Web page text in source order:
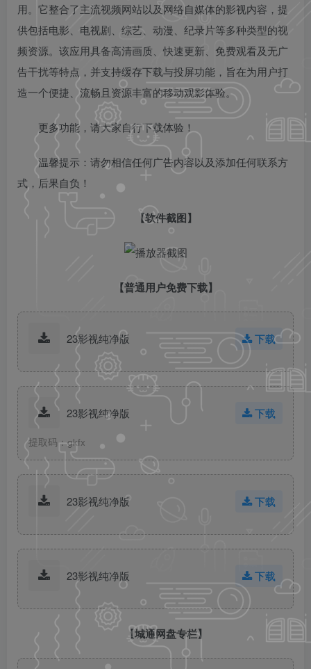
用。它整合了主流视频网站以及网络自媒体的影视内容，提
供包括电影、电视剧、综艺、动漫、纪录片等多种类型的视
频资源。该应用具备高清画质、快速更新、免费观看及无广
告干扰等特点，并支持缓存下载与投屏功能，旨在为用户打
造一个便捷、流畅且资源丰富的移动观影体验。
更多功能，请大家自行下载体验！
温馨提示：请勿相信任何广告内容以及添加任何联系方
式，后果自负！
【软件截图】
【普通用户免费下载】
23影视纯净版 下载
23影视纯净版 下载
提取码：gkfx
23影视纯净版 下载
23影视纯净版 下载
【城通网盘专栏】